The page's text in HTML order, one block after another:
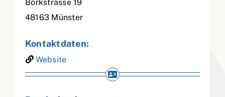
Borkstrasse 19
48163 Münster
Kontaktdaten:
Website